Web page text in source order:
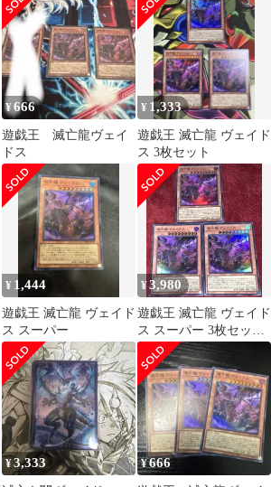
¥666
遊戯王 滅亡龍ヴェイ
ドス
¥ 1,333
遊戯王 滅亡龍 ヴェイド
ス 3枚セット
¥ 1,444
遊戯王 滅亡龍 ヴェイド
ス スーパー
¥3,980
遊戯王 滅亡龍 ヴェイド
ス スーパー 3枚セット
日版
¥3,333 ¥666